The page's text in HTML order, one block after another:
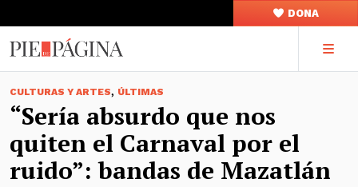
DONA
CULTURAS Y ARTES, ÚLTIMAS
“Sería absurdo que nos
quiten el Carnaval por el
ruido”: bandas de Mazatlán